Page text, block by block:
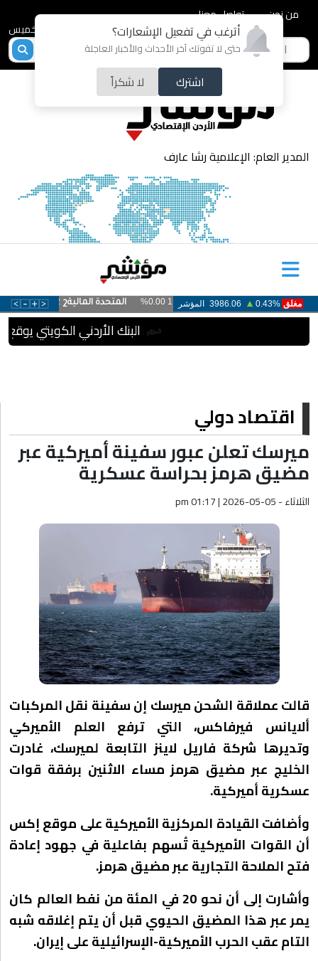
أترغب في تفعيل الإشعارات؟
حتى لا تفوتك آخر الأحداث والأخبار العاجلة
اشترك لا شكراً
من نحن
تواصل معنا
المدير العام: الإعلامية رشا عارف
البنك الأردني الكويتي يوقع
اقتصاد دولي
ميرسك تعلن عبور سفينة أميركية عبر
مضيق هرمز بحراسة عسكرية
الثلاثاء - pm 01:17 | 2026-05-05
قالت عملاقة الشحن ميرسك إن سفينة نقل المركبات
ألايانس فيرفاكس، التي ترفع العلم الأميركي
وتديرها شركة فاريل لاينز التابعة لميرسك، غادرت
الخليج عبر مضيق هرمز مساء الاثنين برفقة قوات
عسكرية أميركية.
وأضافت القيادة المركزية الأميركية على موقع إكس
أن القوات الأميركية تُسهم بفاعلية في جهود إعادة
فتح الملاحة التجارية عبر مضيق هرمز.
وأشارت إلى أن نحو 20 في المئة من نفط العالم كان
يمر عبر هذا المضيق الحيوي قبل أن يتم إغلاقه شبه
التام عقب الحرب الأميركية-الإسرائيلية على إيران.